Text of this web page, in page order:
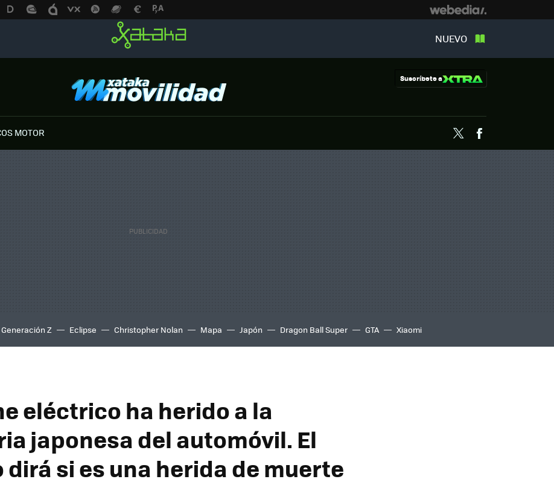
NUEVO
Suscríbete a
MOTOR Twitter
Generación Z Eclipse Christopher Nolan Mapa Japón Dragon Ball Super GTA Xiaomi
eléctrico ha herido a la
japonesa del automóvil. El
si es una herida de muerte